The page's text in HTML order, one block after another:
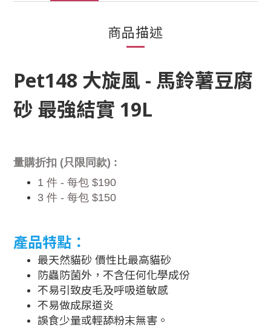
商品描述
Pet148 大旋風 - 馬鈴薯豆腐
砂 最強結實 19L
量購折扣 (只限同款) :
1 件 - 每包 $190
3 件 - 每包 $150
產品特點：
最天然貓砂 價性比最高貓砂
防蟲防菌外，不含任何化學成份
不易引致皮毛及呼吸道敏感
不易做成尿道炎
誤食少量或輕舔粉末無害。